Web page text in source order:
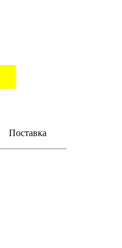
Поставка